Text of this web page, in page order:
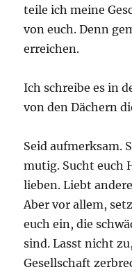
teile ich meine
von euch. Denn
erreichen.
Ich schreibe es in
von den Dächern
Seid aufmerksam.
mutig. Sucht euch
lieben. Liebt
Aber vor allem,
euch ein, die
sind. Lasst nicht
Gesellschaft